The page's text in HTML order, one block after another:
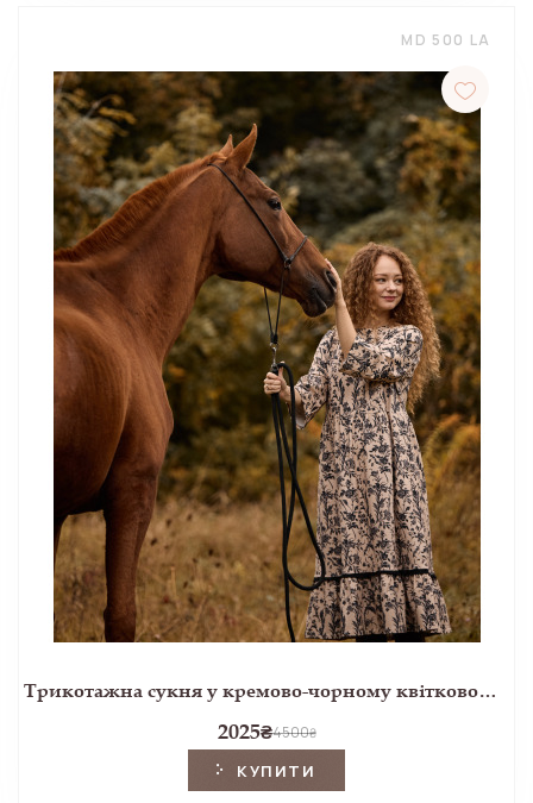
MD 500 LA
Трикотажна сукня у кремово-чорному квітковому принті Lloyd
2025₴4500₴
КУПИТИ